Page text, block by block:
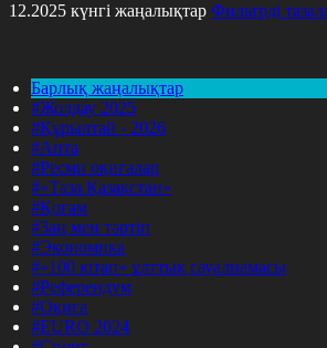
күнгі жаңалықтар Фильтрді
Барлық жаңалықтар
#Жолдау 2025
#Құрылтай - 2026
#Апта
#Ресми оқиғалар
#«Таза Қазақстан»
#Қоғам
#Заң мен тәртіп
#Экономика
#«100 кітап» ұлттық сауалнамасы
#Референдум
#Оқиға
#EURO 2024